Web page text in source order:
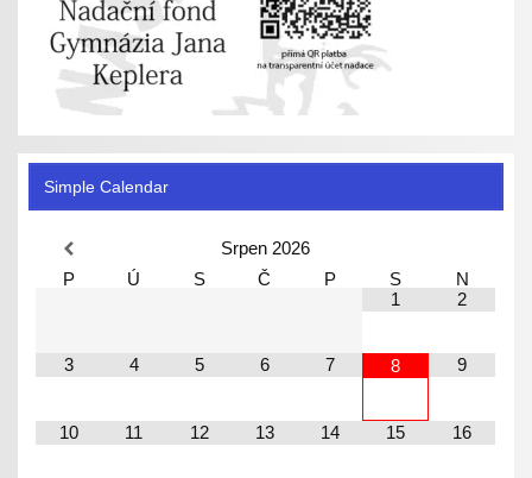
Simple Calendar
Srpen 2026
P
Ú S Č P S
N
1
2
3 4 5 6 7 8 9
10 11 12 13 14 15 16